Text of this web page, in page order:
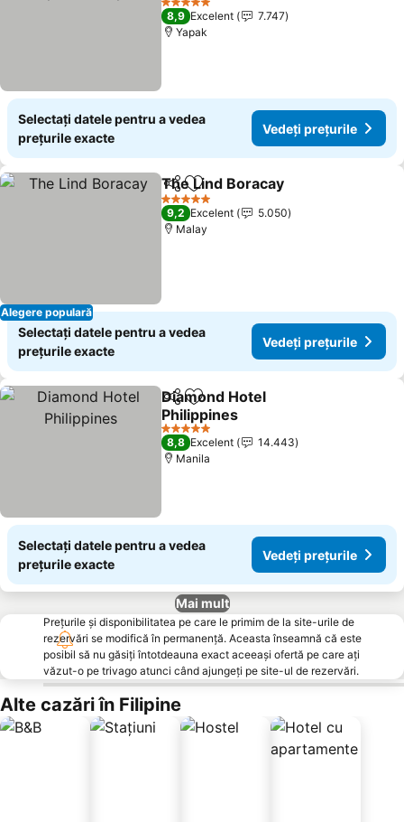
5 Stele
8,9 Excelent
7.747
Yapak
Selectați datele pentru a vedea
prețurile exacte
Vedeți prețurile
Alegere populară
DistribuițiAdăugaţi la favorite
The Lind Boracay
5 Stele
9,2 Excelent
5.050
Malay
Selectați datele pentru a vedea
prețurile exacte
Vedeți prețurile
DistribuițiAdăugaţi la favorite
Diamond Hotel
Philippines
5 Stele
8,8 Excelent
14.443
Manila
Selectați datele pentru a vedea
prețurile exacte
Vedeți prețurile
Mai mult
Prețurile și disponibilitatea pe care le primim de la site-urile de
rezervări se modifică în permanență. Aceasta înseamnă că este
posibil să nu găsiți întotdeauna exact aceeași ofertă pe care ați
văzut-o pe trivago atunci când ajungeți pe site-ul de rezervări.
Alte cazări în Filipine